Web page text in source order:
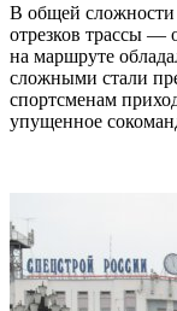
В общей сложности
отрезков трассы —
на маршруте
сложными стали
спортсменам
упущенное